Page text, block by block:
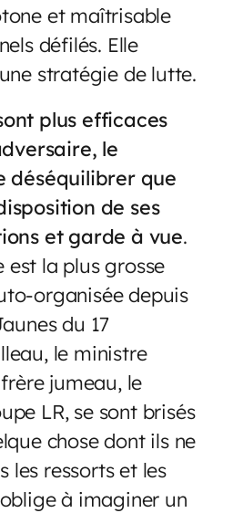
et maîtrisable
défilés. Elle
stratégie de lutte.
plus efficaces
le
déséquilibrer que
de ses
et garde à vue.
est la plus grosse
organisée depuis
du 17
le ministre
jumeau, le
LR, se sont brisés
chose dont ils ne
les ressorts et les
à imaginer un